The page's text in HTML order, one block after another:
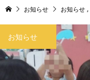
お知らせ お知らせ ,
お知らせ